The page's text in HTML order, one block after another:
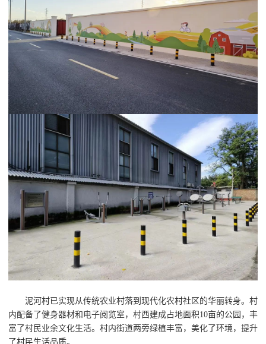
泥河村已实现从传统农业村落到现代化农村社区的华丽转身。村
内配备了健身器材和电子阅览室，村西建成占地面积10亩的公园，丰
富了村民业余文化生活。村内街道两旁绿植丰富，美化了环境，提升
了村民生活品质。